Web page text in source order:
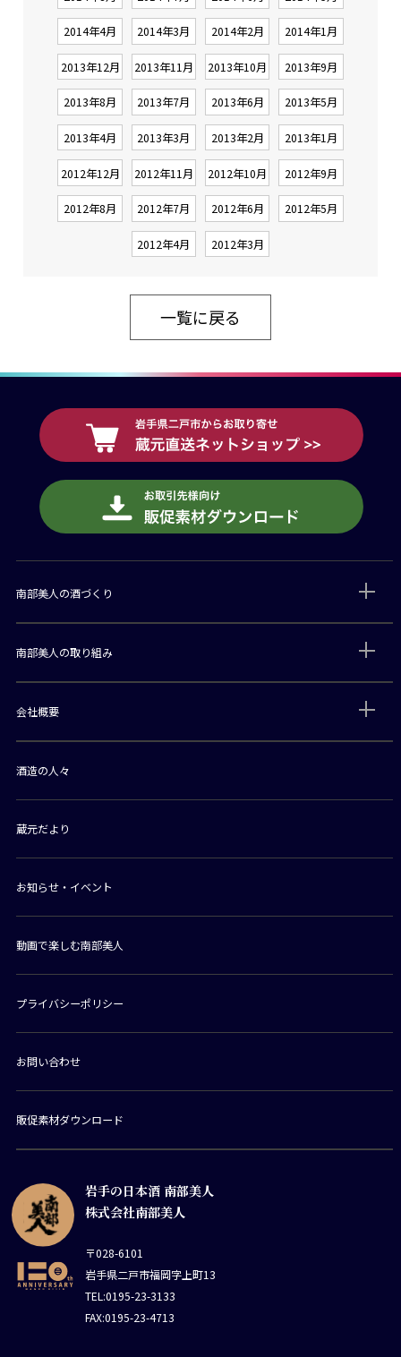
2014年4月 2014年3月 2014年2月 2014年1月
2013年12月 2013年11月 2013年10月 2013年9月
2013年8月 2013年7月 2013年6月 2013年5月
2013年4月 2013年3月 2013年2月 2013年1月
2012年12月 2012年11月 2012年10月 2012年9月
2012年8月 2012年7月 2012年6月 2012年5月
2012年4月 2012年3月
一覧に戻る
岩手の日本酒 南部美人
株式会社南部美人
〒028-6101
岩手県二戸市福岡字上町13
TEL:0195-23-3133
FAX:0195-23-4713
南部美人の酒づくり
南部美人の取り組み
会社概要
酒造の人々
蔵元だより
お知らせ・イベント
動画で楽しむ南部美人
プライバシーポリシー
お問い合わせ
販促素材ダウンロード